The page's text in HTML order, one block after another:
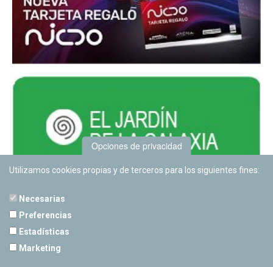
Opciones de privacidad
Utilizamos cookies propias y de terceros para los siguientes fines:
Necesarias
Preferencias
Estadísticas
Marketing